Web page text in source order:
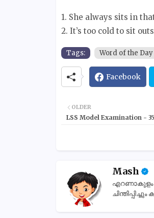
1. She always sits in
2. It’s too cold to sit
Tags: Word of the Day
Facebook
OLDER
LSS Model Examination - 35
Mash
എറണാകുളം